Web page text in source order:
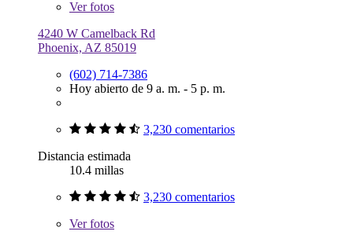
Verfotos
4240 W Camelback Rd
Phoenix, AZ 85019
(602) 714-7386
Hoy abierto de 9 a. m. - 5 p. m.
3,230 comentarios
Distancia estimada
10.4 millas
3,230 comentarios
Verfotos